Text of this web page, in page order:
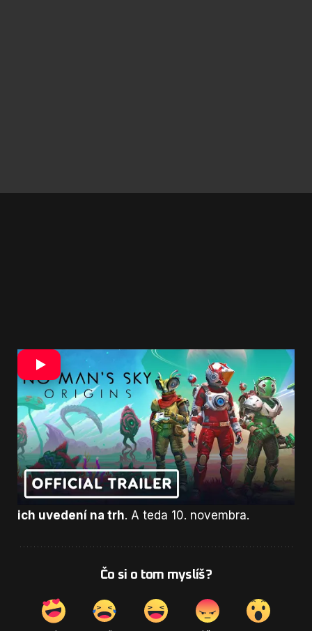
Vďaka výkonnejšiemu hardvéru sa už teraz
môžeme tešiť na detailnejšie svety,
multiplayer až pre 32 hráčov, 4K pri 60 fps a
vylepšený vizuál.Chýbať nebudúobrovské a
prepojené základne, skrátenie časov
načítania, crossplayči ďalšie menšie novinky.
Vyzerá to tak, žebezplatný prechod No Man’s
Sky na nový Xbox Series X/S prebehne už pri
ich uvedení na trh. A teda 10. novembra.
Čo si o tom myslíš?